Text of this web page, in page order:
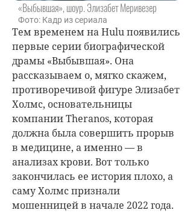
«Выбывшая», шоур. Элизабет Меривезер
Фото: Кадр из сериала
Тем временем на Hulu появились
первые серии биографической
драмы «Выбывшая». Она
рассказываем о, мягко скажем,
противоречивой фигуре Элизабет
Холмс, основательницы
компании Theranos, которая
должна была совершить прорыв
в медицине, а именно — в
анализах крови. Вот только
закончилась ее история плохо, а
саму Холмс признали
мошенницей в начале 2022 года.